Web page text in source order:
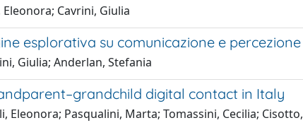
Cavrini, Giulia
esplorativa su comunicazione e
Giulia; Anderlan, Stefania
digital contact in Italy
Eleonora; Pasqualini, Marta; Tomassini, Cecilia;